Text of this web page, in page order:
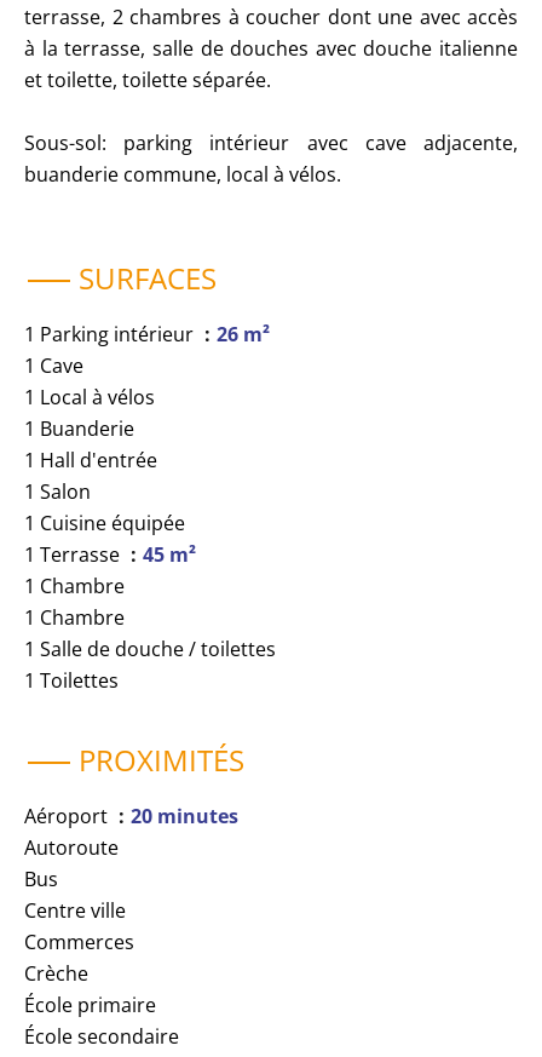
terrasse, 2 chambres à coucher dont une avec accès
à la terrasse, salle de douches avec douche italienne
et toilette, toilette séparée.
Sous-sol: parking intérieur avec cave adjacente,
buanderie commune, local à vélos.
SURFACES
1 Parking intérieur
26 m²
1 Cave
1 Local à vélos
1 Buanderie
1 Hall d'entrée
1 Salon
1 Cuisine équipée
1 Terrasse
45 m²
1 Chambre
1 Chambre
1 Salle de douche / toilettes
1 Toilettes
PROXIMITÉS
Aéroport
20 minutes
Autoroute
Bus
Centre ville
Commerces
Crèche
École primaire
École secondaire